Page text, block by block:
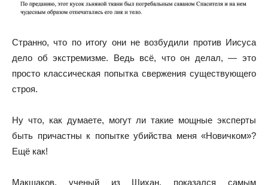
Странно, что по итогу они не возбудили против Иисуса
дело об экстремизме. Ведь всё, что он делал, — это
просто классическая попытка свержения существующего
строя.
Ну что, как думаете, могут ли такие мощные эксперты
быть причастны к попытке убийства меня «Новичком»?
Ещё как!
Макшаков, ученый из Шихан, показался самым